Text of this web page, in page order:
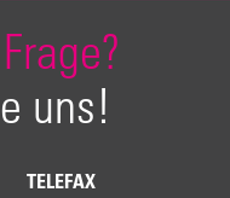
uns!
TELEFAX